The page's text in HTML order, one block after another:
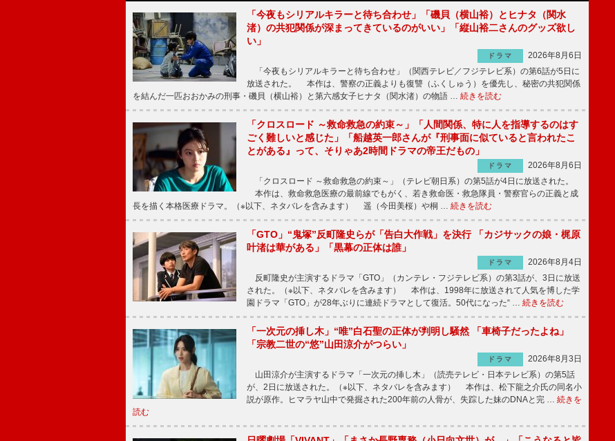
「今夜もシリアルキラーと待ち合わせ」「磯貝（横山裕）とヒナタ（関水
渚）の共犯関係が深まってきているのがいい」「縦山裕二さんのグッズ欲し
い」
ドラマ
2026年8月6日
「今夜もシリアルキラーと待ち合わせ」（関西テレビ／フジテレビ系）の第6話が5日に
放送された。 本作は、警察の正義よりも復讐（ふくしゅう）を優先し、秘密の共犯関係
を結んだ一匹おおかみの刑事・磯貝（横山裕）と第六感女子ヒナタ（関水渚）の物語 … 続きを読む
「クロスロード ～救命救急の約束～」「人間関係、特に人を指導するのはす
ごく難しいと感じた」「船越英一郎さんが『刑事面に似ていると言われたこ
とがある』って、そりゃあ2時間ドラマの帝王だもの」
ドラマ
2026年8月6日
「クロスロード ～救命救急の約束～」（テレビ朝日系）の第5話が4日に放送された。
本作は、救命救急医療の最前線でもがく、若き救命医・救急隊員・警察官らの正義と成
長を描く本格医療ドラマ。（※以下、ネタバレを含みます） 遥（今田美桜）や桐 … 続きを読む
「GTO」“鬼塚”反町隆史らが「告白大作戦」を決行 「カジサックの娘・梶原
叶渚は華がある」「黒幕の正体は誰」
ドラマ
2026年8月4日
反町隆史が主演するドラマ「GTO」（カンテレ・フジテレビ系）の第3話が、3日に放送
された。（※以下、ネタバレを含みます） 本作は、1998年に放送されて人気を博した学
園ドラマ「GTO」が28年ぶりに連続ドラマとして復活。50代になった“ … 続きを読む
「一次元の挿し木」“唯”白石聖の正体が判明し騒然 「車椅子だったよね」
「宗教二世の“悠”山田涼介がつらい」
ドラマ
2026年8月3日
山田涼介が主演するドラマ「一次元の挿し木」（読売テレビ・日本テレビ系）の第5話
が、2日に放送された。（※以下、ネタバレを含みます） 本作は、松下龍之介氏の同名小
説が原作。ヒマラヤ山中で発掘された200年前の人骨が、失踪した妹のDNAと完 … 続きを
読む